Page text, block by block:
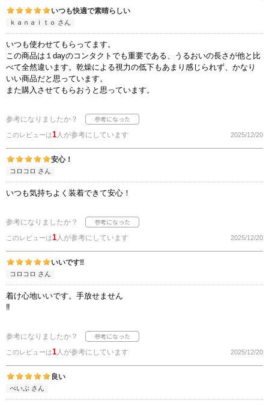
いつも快適で素晴らしい
ｋａｎａｉｔｏ さん
いつも使わせてもらってます。
この商品は１dayのコンタクトでも重要である、うるおいの長さが他と比
べて全然違います。乾燥による視力の低下もあまり感じられず、かなり
いい商品だと思っています。
また購入させてもらおうと思っています。
参考になりましたか？
このレビューは1人が参考にしています 2025/12/20
安心！
コロコロ さん
いつも気持ちよく装着できて安心！
参考になりましたか？
このレビューは1人が参考にしています 2025/12/20
いいです‼
コロコロ さん
着け心地いいです。手放せません
‼
参考になりましたか？
このレビューは1人が参考にしています 2025/12/20
良い
べいぶ さん